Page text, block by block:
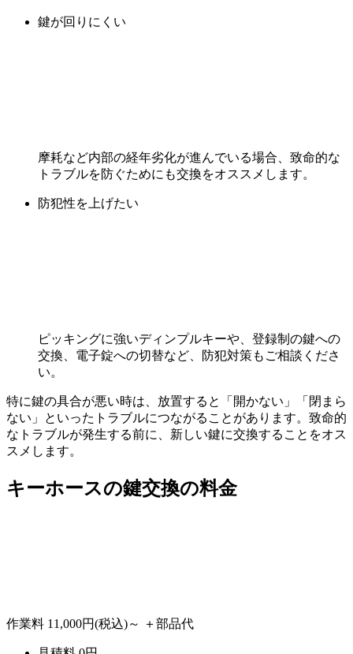
鍵が回りにくい
摩耗など内部の経年劣化が進んでいる場合、致命的な
トラブルを防ぐためにも交換をオススメします。
防犯性を上げたい
ピッキングに強いディンプルキーや、登録制の鍵への
交換、電子錠への切替など、防犯対策もご相談くださ
い。
特に鍵の具合が悪い時は、放置すると「開かない」「閉まら
ない」といったトラブルにつながることがあります。致命的
なトラブルが発生する前に、新しい鍵に交換することをオス
スメします。
キーホースの鍵交換の料金
作業料 11,000円(税込)～ ＋部品代